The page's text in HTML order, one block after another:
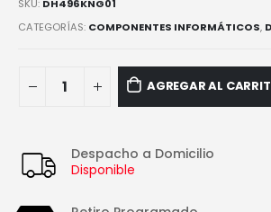
SKU: DH496KNG01
CATEGORÍAS: COMPONENTES INFORMÁTICOS,
AGREGAR AL
Despacho a Domicilio
Disponible